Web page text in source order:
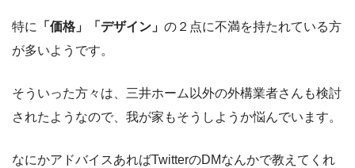
特に 「価格」「デザイン」 の２点に不満を持たれている方
が多いようです。
そういった方々は、三井ホーム以外の外構業者さんも検討
されたようなので、我が家もそうしようか悩んでいます。
なにかアドバイスあればTwitterのDMなんかで教えてくれ